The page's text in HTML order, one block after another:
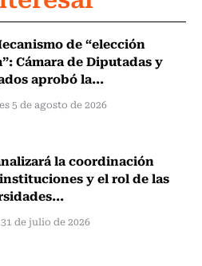
de “elección
Cámara de Diputadas y
aprobó la...
5 de agosto de 2026
la coordinación
y el rol de las
de julio de 2026